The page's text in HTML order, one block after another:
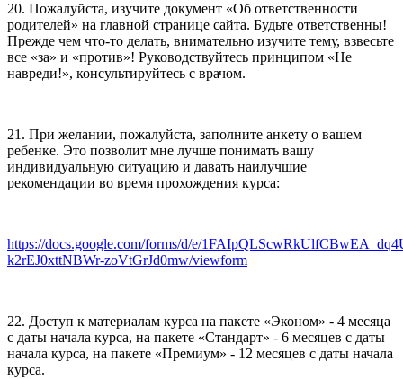
20. Пожалуйста, изучите документ «Об ответственности
родителей» на главной странице сайта. Будьте ответственны!
Прежде чем что-то делать, внимательно изучите тему, взвесьте
все «за» и «против»! Руководствуйтесь принципом «Не
навреди!», консультируйтесь с врачом.
21. При желании, пожалуйста, заполните анкету о вашем
ребенке. Это позволит мне лучше понимать вашу
индивидуальную ситуацию и давать наилучшие
рекомендации во время прохождения курса:
https://docs.google.com/forms/d/e/
k2rEJ0xttNBWr-zoVtGrJd0mw/viewform
22. Доступ к материалам курса на пакете «Эконом» - 4 месяца
с даты начала курса, на пакете «Стандарт» - 6 месяцев с даты
начала курса, на пакете «Премиум» - 12 месяцев с даты начала
курса.